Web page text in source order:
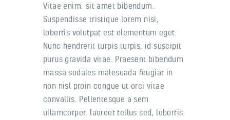
Vitae enim. sit amet bibendum.
Suspendisse tristique lorem nisi,
lobortis volutpat est elementum eget.
Nunc hendrerit turpis turpis, id suscipit
purus gravida vitae. Praesent bibendum
massa sodales malesuada feugiat in
non nisl proin congue ut orci vitae
convallis. Pellentesque a sem
ullamcorper. laoreet tellus sed, lobortis